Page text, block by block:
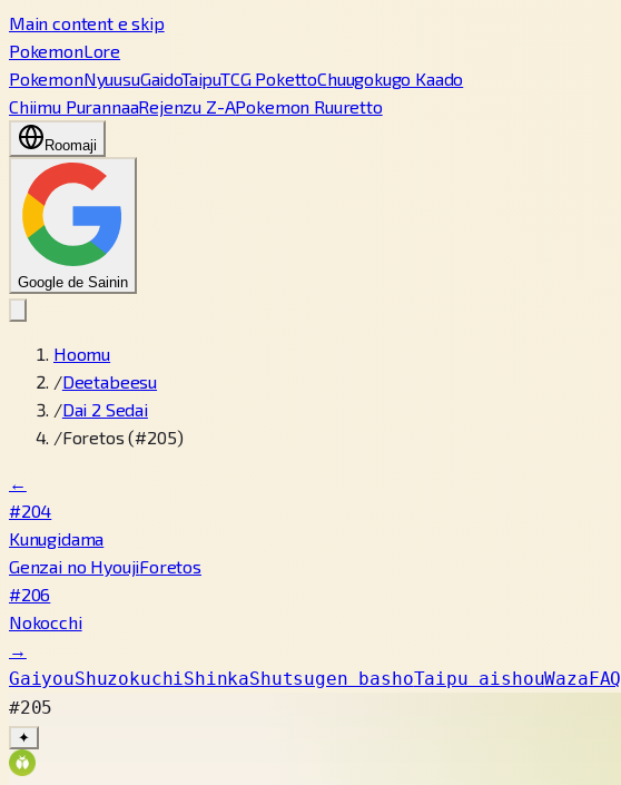
Main content e skip
PokemonLore
PokemonNyuusuGaidoTaipuTCG PokettoChuugokugo Kaado
Chiimu PurannaaRejenzu Z-APokemon Ruuretto
Roomaji
Google de Sainin
Hoomu
/Deetabeesu
/Dai 2 Sedai
/Foretos (#205)
←
#204
Kunugidama
Genzai no HyoujiForetos
#206
Nokocchi
→
GaiyouShuzokuchiShinkaShutsugen bashoTaipu aishouWazaFAQ
#205
✦